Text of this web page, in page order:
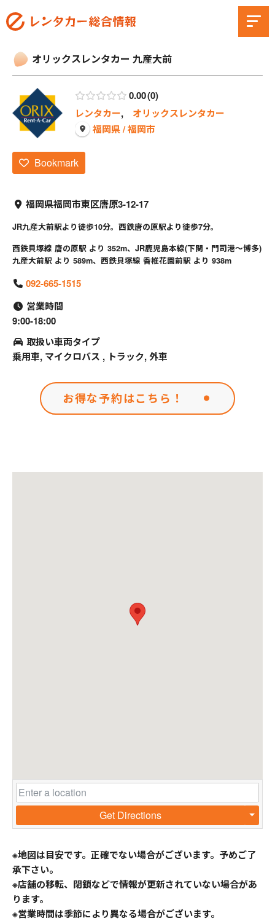
オリックスレンタカー 九産大前
0.00 0
レンタカー, オリックスレンタカー
福岡県 / 福岡市
Bookmark
福岡県福岡市東区唐原3-12-17
JR九産大前駅より徒歩10分。西鉄唐の原駅より徒歩7分。
西鉄貝塚線 唐の原駅 より 352m、JR鹿児島本線(下関・門司港～博多)
九産大前駅 より 589m、西鉄貝塚線 香椎花園前駅 より 938m
092-665-1515
営業時間
9:00-18:00
取扱い車両タイプ
乗用車, マイクロバス , トラック, 外車
お得な予約はこちら！
Get Directions
※地図は目安です。正確でない場合がございます。予めご了
承下さい。
※店舗の移転、閉鎖などで情報が更新されていない場合があ
ります。
※営業時間は季節により異なる場合がございます。